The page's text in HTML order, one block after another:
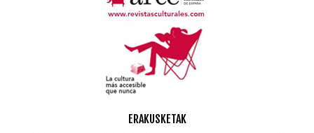
ERAKUSKETAK